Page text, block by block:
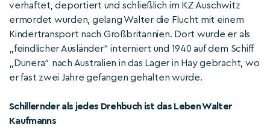
verhaftet, deportiert und schließlich im KZ Auschwitz
ermordet wurden, gelang Walter die Flucht mit einem
Kindertransport nach Großbritannien. Dort wurde er als
„feindlicher Ausländer“ interniert und 1940 auf dem Schiff
„Dunera“ nach Australien in das Lager in Hay gebracht, wo
er fast zwei Jahre gefangen gehalten wurde.
Schillernder als jedes Drehbuch ist das Leben Walter
Kaufmanns